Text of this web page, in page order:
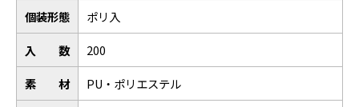
個装形態
ポリ入
入数
200
素材
PU・ポリエステル